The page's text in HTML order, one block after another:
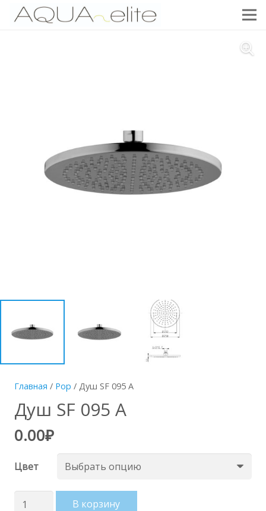
Главная / Pop / Душ SF 095 A
Душ SF 095 A
0.00₽
Цвет
Количество
В корзину